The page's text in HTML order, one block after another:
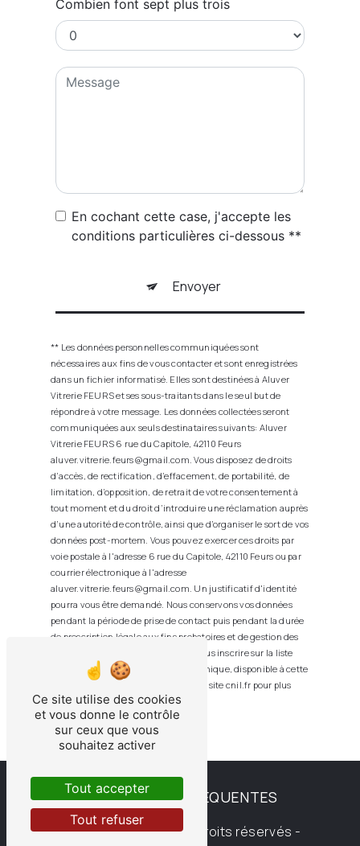
Combien font sept plus trois
En cochant cette case, j'accepte les
conditions particulières ci-dessous **
Envoyer
** Les données personnelles communiquées sont
nécessaires aux fins de vous contacter et sont enregistrées
dans un fichier informatisé. Elles sont destinées à Aluver
Vitrerie FEURS et ses sous-traitants dans le seul but de
répondre à votre message. Les données collectées seront
communiquées aux seuls destinataires suivants: Aluver
Vitrerie FEURS 6 rue du Capitole, 42110 Feurs
aluver.vitrerie.feurs@gmail.com. Vous disposez de droits
d’accès, de rectification, d’effacement, de portabilité, de
limitation, d’opposition, de retrait de votre consentement à
tout moment et du droit d’introduire une réclamation auprès
d’une autorité de contrôle, ainsi que d’organiser le sort de vos
données post-mortem. Vous pouvez exercer ces droits par
voie postale à l'adresse 6 rue du Capitole, 42110 Feurs ou par
courrier électronique à l'adresse
aluver.vitrerie.feurs@gmail.com. Un justificatif d'identité
pourra vous être demandé. Nous conservons vos données
pendant la période de prise de contact puis pendant la durée
de prescription légale aux fins probatoires et de gestion des
contentieux. Vous avez le droit de vous inscrire sur la liste
d'opposition au démarchage téléphonique, disponible à cette
. Consultez le site cnil.fr pour plus
d’informations sur vos droits.
RECHERCHES FRÉQUENTES
©Vistalid- 2026 - Tous droits réservés -
Ce site utilise des cookies
et vous donne le contrôle
sur ceux que vous
souhaitez activer
Tout accepter
Tout refuser